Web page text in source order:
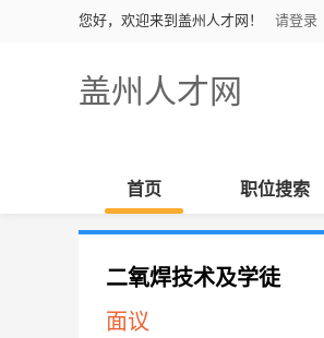
您好，欢迎来到盖州人才网！ 请登录
盖州人才网
首页 职位搜索
二氧焊技术及学徒
面议